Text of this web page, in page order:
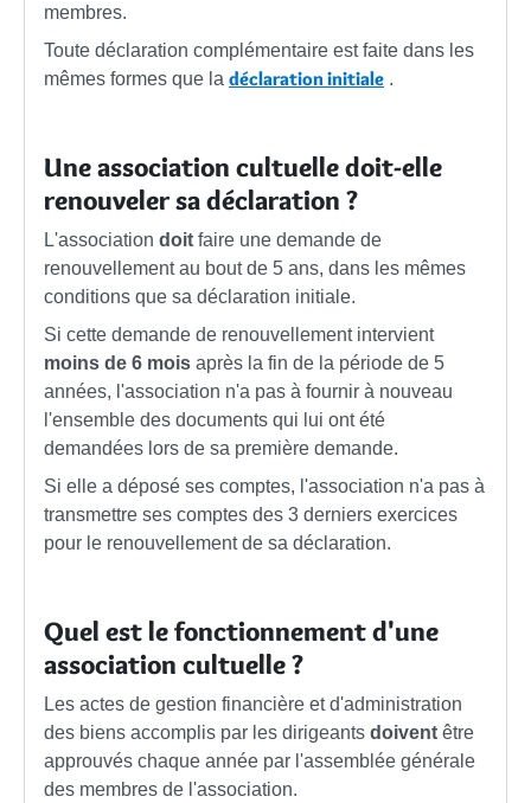
membres.
Toute déclaration complémentaire est faite dans les
mêmes formes que la déclaration initiale .
Une association cultuelle doit-elle
renouveler sa déclaration ?
L'association doit faire une demande de
renouvellement au bout de 5 ans, dans les mêmes
conditions que sa déclaration initiale.
Si cette demande de renouvellement intervient
moins de 6 mois après la fin de la période de 5
années, l'association n'a pas à fournir à nouveau
l'ensemble des documents qui lui ont été
demandées lors de sa première demande.
Si elle a déposé ses comptes, l'association n'a pas à
transmettre ses comptes des 3 derniers exercices
pour le renouvellement de sa déclaration.
Quel est le fonctionnement d'une
association cultuelle ?
Les actes de gestion financière et d'administration
des biens accomplis par les dirigeants doivent être
approuvés chaque année par l'assemblée générale
des membres de l'association.